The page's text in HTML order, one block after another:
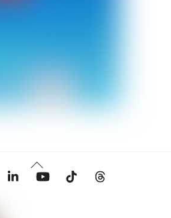
Back
To
InstagramLinkedin YouTube Tiktok